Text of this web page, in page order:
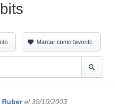
Marcar como favorito
Ruber el 30/10/2003